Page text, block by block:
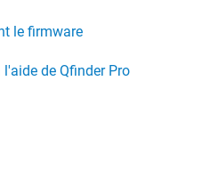
le firmware
de Qfinder Pro